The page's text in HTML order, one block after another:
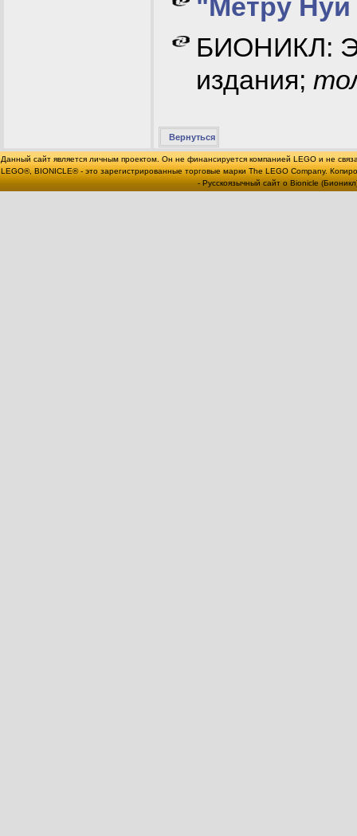
"Метру Нуи
БИОНИКЛ:
издания;
Вернуться
Данный сайт является личным проектом. Он не финансируется компанией LEGO и не
LEGO®, BIONICLE® - это зарегистрированные торговые марки The LEGO Company.
- Русскоязычный сайт о Bionicle